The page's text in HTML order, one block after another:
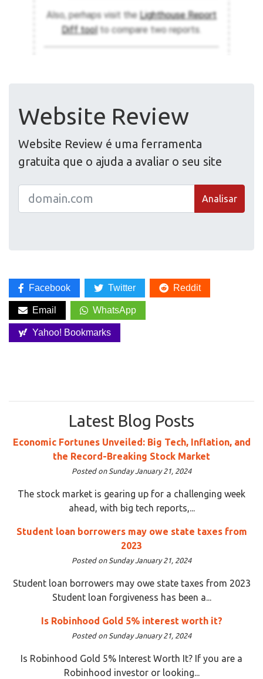
Website Review
Website Review é uma ferramenta
gratuita que o ajuda a avaliar o seu site
Analisar
Facebook Twitter Reddit
Email WhatsApp
Yahoo! Bookmarks
Latest Blog Posts
Economic Fortunes Unveiled: Big Tech, Inflation, and
the Record-Breaking Stock Market
Posted on Sunday January 21, 2024
The stock market is gearing up for a challenging week
ahead, with big tech reports,...
Student loan borrowers may owe state taxes from
2023
Posted on Sunday January 21, 2024
Student loan borrowers may owe state taxes from 2023
Student loan forgiveness has been a...
Is Robinhood Gold 5% interest worth it?
Posted on Sunday January 21, 2024
Is Robinhood Gold 5% Interest Worth It? If you are a
Robinhood investor or looking...